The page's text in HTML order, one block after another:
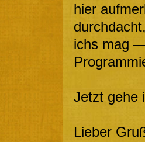
hier
ichs mag
Jetzt gehe
Lieber